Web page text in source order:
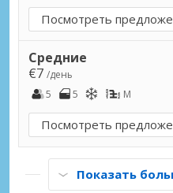
Посмотреть
Средние
€7 /день
5
5 M
Посмотреть
Показать